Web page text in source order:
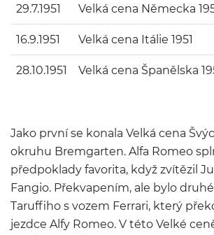
29.7.1951 Velká cena Německa
16.9.1951 Velká cena Itálie 1951
28.10.1951 Velká cena Španělska
Jako první se konala Velká cena
okruhu Bremgarten. Alfa Romeo
předpoklady favorita, když zvítězil
Fangio. Překvapením, ale bylo
Taruffiho s vozem Ferrari, který
jezdce Alfy Romeo. V této Velké